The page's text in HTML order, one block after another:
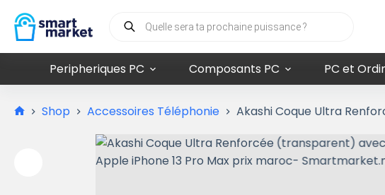
Peripheriques PC Composants PC PC et
Shop Accessoires Téléphonie Akashi Coque Ultra